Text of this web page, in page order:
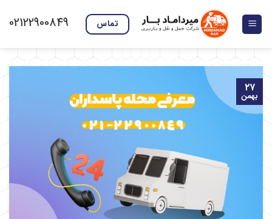
content
تماس 02122900849
۲۷
بهمن